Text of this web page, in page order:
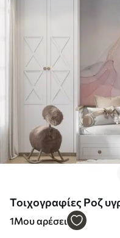
Τοιχογραφίες Ροζ
1Μου αρέσει